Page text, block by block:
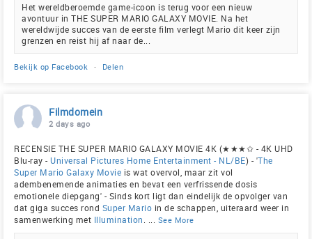
Het wereldberoemde game-icoon is terug voor een nieuw
avontuur in THE SUPER MARIO GALAXY MOVIE. Na het
wereldwijde succes van de eerste film verlegt Mario dit keer zijn
grenzen en reist hij af naar de...
Bekijk op Facebook · Delen
Filmdomein
2 days ago
RECENSIE THE SUPER MARIO GALAXY MOVIE 4K (★★★✩ - 4K UHD
Blu-ray - Universal Pictures Home Entertainment - NL/BE) - 'The
Super Mario Galaxy Movie is wat overvol, maar zit vol
adembenemende animaties en bevat een verfrissende dosis
emotionele diepgang' - Sinds kort ligt dan eindelijk de opvolger van
dat giga succes rond Super Mario in de schappen, uiteraard weer in
samenwerking met Illumination See More